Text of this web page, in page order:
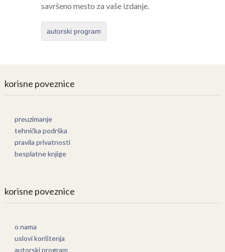
savršeno mesto za vaše izdanje.
autorski program
korisne poveznice
preuzimanje
tehnička podrška
pravila privatnosti
besplatne knjige
korisne poveznice
o nama
uslovi korištenja
autorski program